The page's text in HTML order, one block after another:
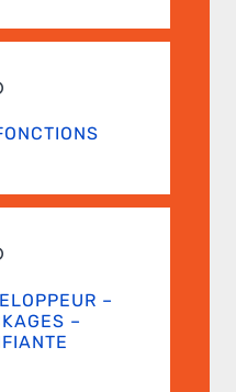
–
–